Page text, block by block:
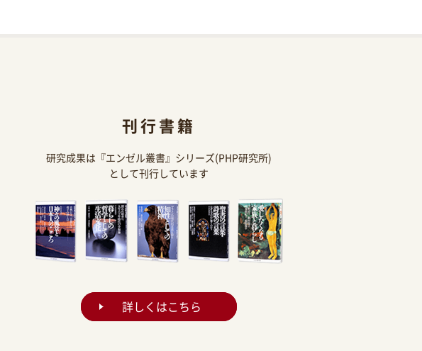
刊行書籍
研究成果は『エンゼル叢書』シリーズ(PHP研究所)
として刊行しています
詳しくはこちら